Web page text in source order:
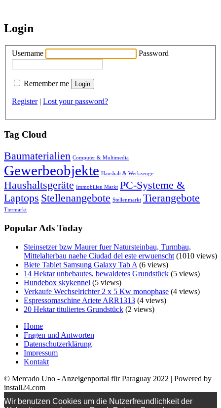
Login
Username Password
Remember me
Register| Lost your password?
Tag Cloud
Baumaterialien Computer & Multimedia
Gewerbeobjekte Haushalt & Werkzeuge
Haushaltsgeräte Immobilien Markt PC-Systeme &
Laptops Stellenangebote Stellenmarkt Tierangebote
Tiermarkt
Popular Ads Today
Steinsetzer bzw Maurer fuer Natursteinbau, Turmbau,
Mittelalterbau naehe Ciudad del este erwuenscht (1010 views)
Biete Tablet Samsung Galaxy Tab A (6 views)
14 Hektar unbebautes, bewaldetes Grundstück (5 views)
Hundebox skykennel (5 views)
Verkaufe Wechselrichter 2 x 5 Kw monophase (4 views)
Espressomaschine Ariete ARR1313 (4 views)
20 Hektar tituliertes Grundstück (2 views)
Home
Fragen und Antworten
Datenschutzerklärung
Impressum
Kontakt
© Mercado Uno - Anzeigenportal für Paraguay 2022 | Powered by
install24.com
Wir benutzen Cookies um die Nutzerfreundlichkeit der